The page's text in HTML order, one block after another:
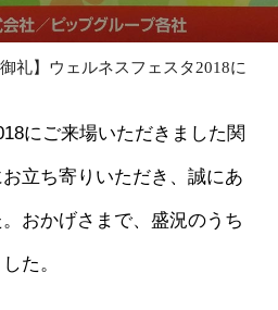
御礼】ウェルネスフェスタ2018に
にご来場いただきました関
立ち寄りいただき、誠にあ
おかげさまで、盛況のうち
た。